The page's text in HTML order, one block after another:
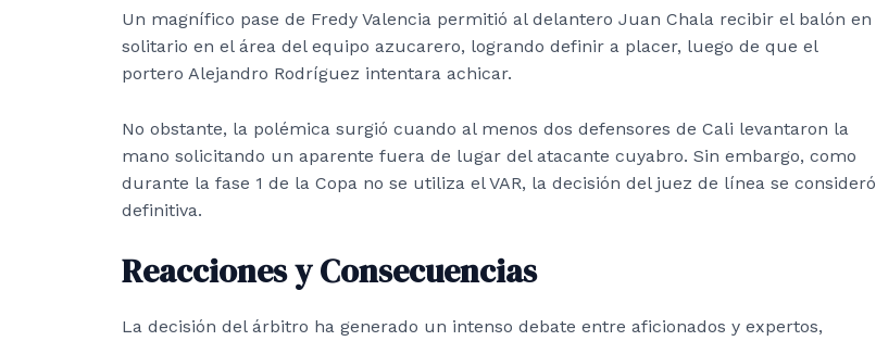
Un magnífico pase de Fredy Valencia permitió al delantero Juan Chala recibir el balón en
solitario en el área del equipo azucarero, logrando definir a placer, luego de que el
portero Alejandro Rodríguez intentara achicar.
No obstante, la polémica surgió cuando al menos dos defensores de Cali levantaron la
mano solicitando un aparente fuera de lugar del atacante cuyabro. Sin embargo, como
durante la fase 1 de la Copa no se utiliza el VAR, la decisión del juez de línea se consideró
definitiva.
Reacciones y Consecuencias
La decisión del árbitro ha generado un intenso debate entre aficionados y expertos,